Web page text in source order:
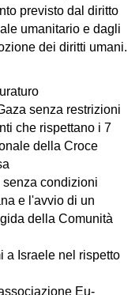
previsto dal diritto
umanitario e dagli
senza restrizioni
che rispettano i 7
della Croce
senza condizioni
e l'avvio di un
della Comunità
a Israele nel rispetto
Eu-